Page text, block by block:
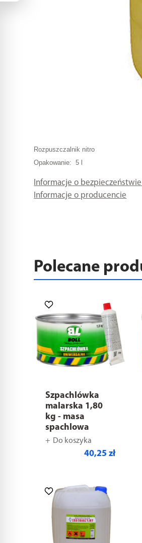
Rozpuszczalnik nitro
Opakowanie: 5 l
Informacje o
Informacje o producencie
Polecane
Szpachlówka
malarska 1,80
kg - masa
spachlowa
Do koszyka
40,25 zł